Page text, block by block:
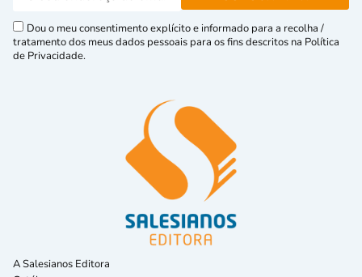
Dou o meu consentimento explícito e informado para a recolha /
tratamento dos meus dados pessoais para os fins descritos na Política
de Privacidade.
A Salesianos Editora